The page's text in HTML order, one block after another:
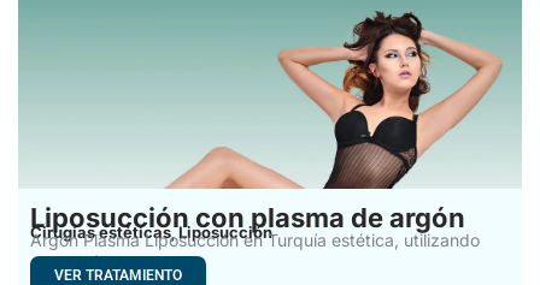
Liposucción con plasma de argón
Cirugías estéticas,Liposucción
Argon Plasma Liposucción en Turquía estética, utilizando
gas argón y
VER TRATAMIENTO